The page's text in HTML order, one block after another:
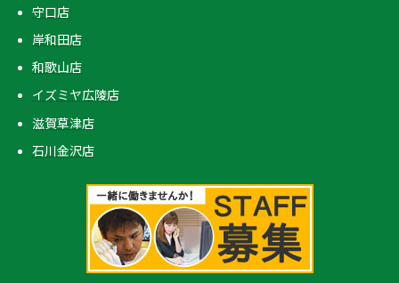
守口店
岸和田店
和歌山店
イズミヤ広陵店
滋賀草津店
石川金沢店